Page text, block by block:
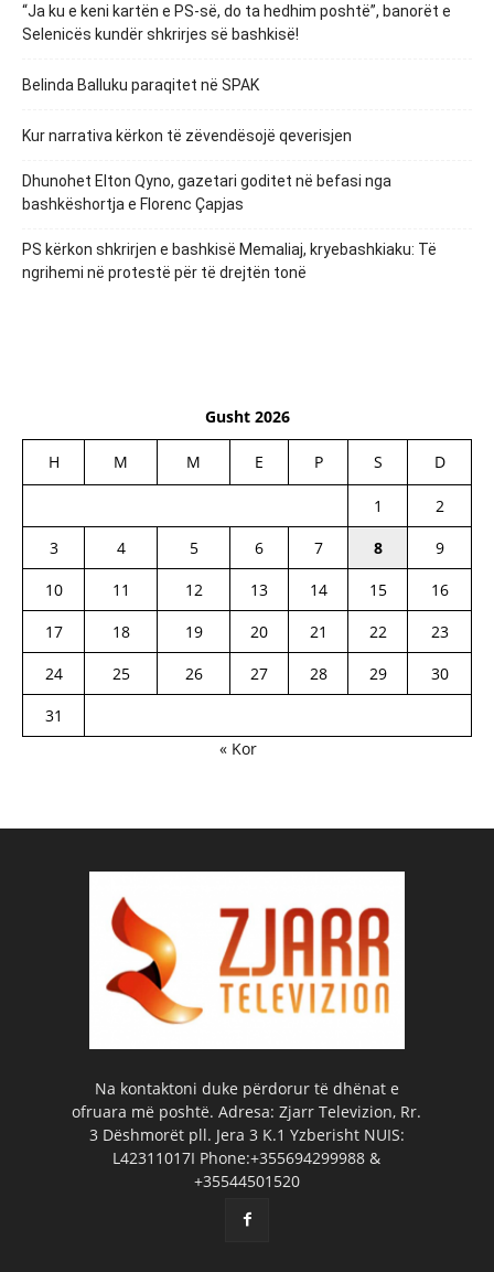
“Ja ku e keni kartën e PS-së, do ta hedhim poshtë”, banorët e
Selenicës kundër shkrirjes së bashkisë!
Belinda Balluku paraqitet në SPAK
Kur narrativa kërkon të zëvendësojë qeverisjen
Dhunohet Elton Qyno, gazetari goditet në befasi nga
bashkëshortja e Florenc Çapjas
PS kërkon shkrirjen e bashkisë Memaliaj, kryebashkiaku: Të
ngrihemi në protestë për të drejtën tonë
Gusht 2026
H M M E P S D
1
2
3
4 5 6 7 8
9
10
11 12 13 14 15
16
17
18 19 20 21 22
23
24
25 26 27 28 29
30
31
« Kor
Na kontaktoni duke përdorur të dhënat e
ofruara më poshtë. Adresa: Zjarr Televizion, Rr.
3 Dëshmorët pll. Jera 3 K.1 Yzberisht NUIS:
L42311017I Phone:+355694299988 &
+35544501520